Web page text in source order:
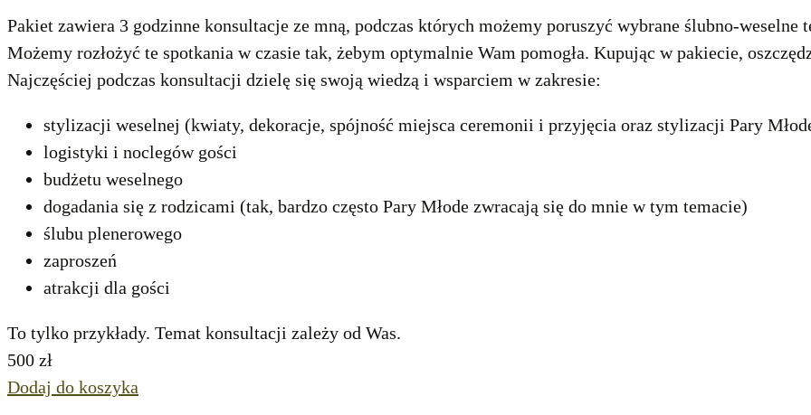
Pakiet zawiera 3 godzinne konsultacje ze mną, podczas których możemy poruszyć wybrane ślubno-
Możemy rozłożyć te spotkania w czasie tak, żebym optymalnie Wam pomogła. Kupując w pakiecie,
Najczęściej podczas konsultacji dzielę się swoją wiedzą i wsparciem w zakresie:
stylizacji weselnej (kwiaty, dekoracje, spójność miejsca ceremonii i przyjęcia oraz stylizacji Pary
logistyki i noclegów gości
budżetu weselnego
dogadania się z rodzicami (tak, bardzo często Pary Młode zwracają się do mnie w tym temacie)
ślubu plenerowego
zaproszeń
atrakcji dla gości
To tylko przykłady. Temat konsultacji zależy od Was.
500 zł
Dodaj do koszyka